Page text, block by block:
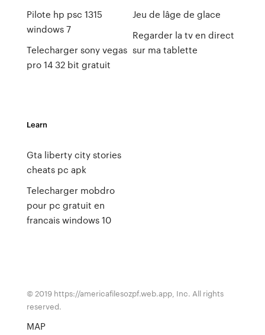
Pilote hp psc 1315
windows 7
Telecharger sony vegas
pro 14 32 bit gratuit
Jeu de lâge de glace
Regarder la tv en direct
sur ma tablette
Learn
Gta liberty city stories
cheats pc apk
Telecharger mobdro
pour pc gratuit en
francais windows 10
© 2019 https://americafilesozpf.web.app, Inc. All rights
reserved.
MAP